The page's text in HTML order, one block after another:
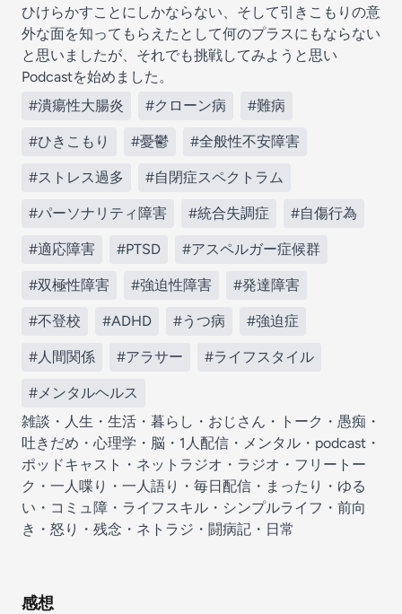
ひけらかすことにしかならない、そして引きこもりの意
外な面を知ってもらえたとして何のプラスにもならない
と思いましたが、それでも挑戦してみようと思い
Podcastを始めました。
#潰瘍性大腸炎
#クローン病 #難病
#ひきこもり #憂鬱 #全般性不安障害
#ストレス過多 #自閉症スペクトラム
#パーソナリティ障害 #統合失調症 #自傷行為
#適応障害 #PTSD #アスペルガー症候群
#双極性障害 #強迫性障害 #発達障害
#不登校 #ADHD #うつ病 #強迫症
#人間関係 #アラサー #ライフスタイル
#メンタルヘルス
雑談・人生・生活・暮らし・おじさん・トーク・愚痴・
吐きだめ・心理学・脳・1人配信・メンタル・podcast・
ポッドキャスト・ネットラジオ・ラジオ・フリートー
ク・一人喋り・一人語り・毎日配信・まったり・ゆる
い・コミュ障・ライフスキル・シンプルライフ・前向
き・怒り・残念・ネトラジ・闘病記・日常
感想